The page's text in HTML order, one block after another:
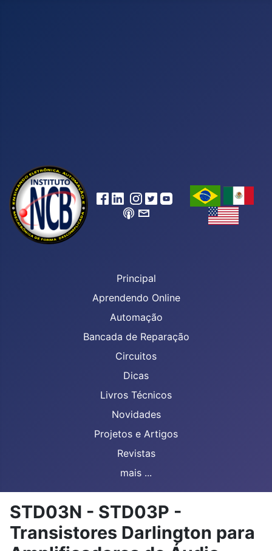
Principal
Aprendendo Online
Automação
Bancada de Reparação
Circuitos
Dicas
Livros Técnicos
Novidades
Projetos e Artigos
Revistas
mais ...
STD03N - STD03P -
Transistores Darlington para